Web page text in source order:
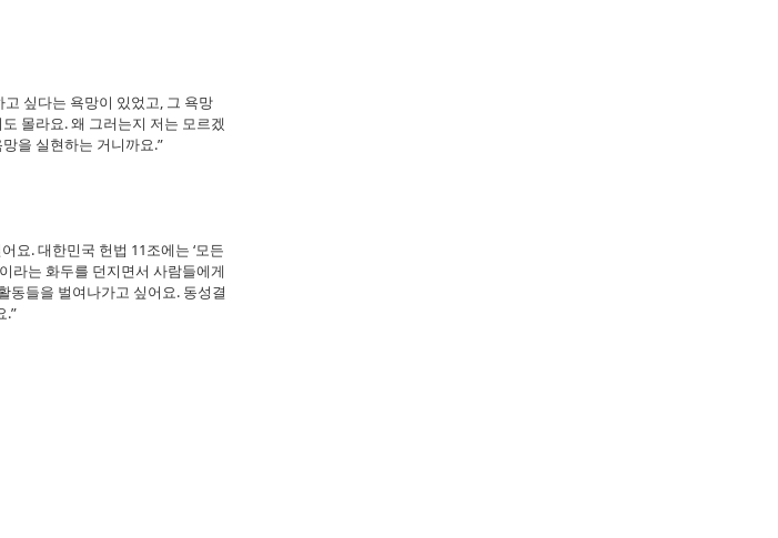
싶다는 욕망이 있었고, 그 욕망
몰라요. 왜 그러는지 저는 모르겠
을 실현하는 거니까요.”
요. 대한민국 헌법 11조에는 ‘모든
라는 화두를 던지면서 사람들에게
동들을 벌여나가고 싶어요. 동성결
.”